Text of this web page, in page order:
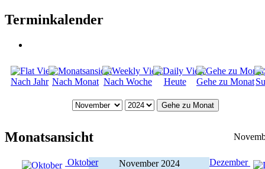
Terminkalender
Nach Jahr Nach Monat Nach Woche Heute Gehe zu Monat
Gehe zu Monat
Monatsansicht
Oktober November 2024
Dezember